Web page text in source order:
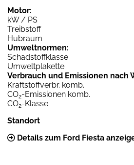
Motor:
kW / PS
Treibstoff
Hubraum
Umweltnormen:
Schadstoffklasse
Umweltplakette
Verbrauch und Emissionen nach
Kraftstoffverbr. komb.
CO2-Emissionen komb.
CO2-Klasse
Standort
Details zum Ford Fiesta